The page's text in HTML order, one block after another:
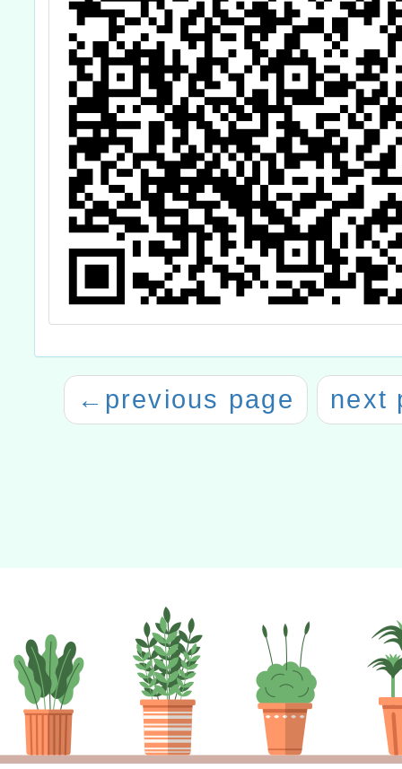
← previous page next